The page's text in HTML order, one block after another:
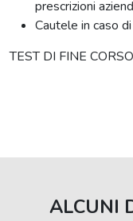
prescrizioni
Cautele in caso
TEST DI FINE CORSO
ALCUNI